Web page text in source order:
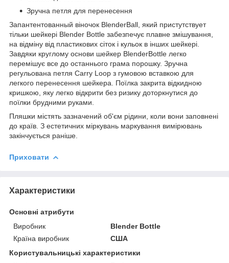
Зручна петля для перенесення
Запантентованный віночок BlenderBall, який пристутствует
тільки шейкері Blender Bottle забезпечує плавне змішування,
на відміну від пластикових сіток і кульок в інших шейкері.
Завдяки круглому основи шейкер BlenderBottle легко
перемішує все до останнього грама порошку. Зручна
регульована петля Carry Loop з гумовою вставкою для
легкого перенесення шейкера. Поїлка закрита відкидною
кришкою, яку легко відкрити без ризику доторкнутися до
поїлки брудними руками.
Пляшки містять зазначений об'єм рідини, коли вони заповнені
до країв. З естетичних міркувань маркування вимірювань
закінчується раніше.
Приховати
Характеристики
Основні атрибути
Виробник
Blender Bottle
Країна виробник
США
Користувальницькі характеристики